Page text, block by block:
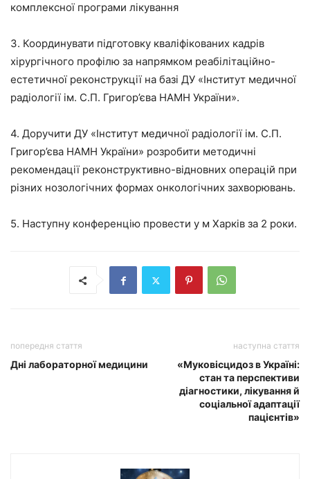
комплексної програми лікування
3. Координувати підготовку кваліфікованих кадрів
хірургічного профілю за напрямком реабілітаційно-
естетичної реконструкції на базі ДУ «Інститут медичної
радіології ім. С.П. Григор’єва НАМН України».
4. Доручити ДУ «Інститут медичної радіології ім. С.П.
Григор’єва НАМН України» розробити методичні
рекомендації реконструктивно-відновних операцій при
різних нозологічних формах онкологічних захворювань.
5. Наступну конференцію провести у м Харків за 2 роки.
попередня стаття
Дні лабораторної медицини
наступна стаття
«Муковісцидоз в Україні:
стан та перспективи
діагностики, лікування й
соціальної адаптації
пацієнтів»